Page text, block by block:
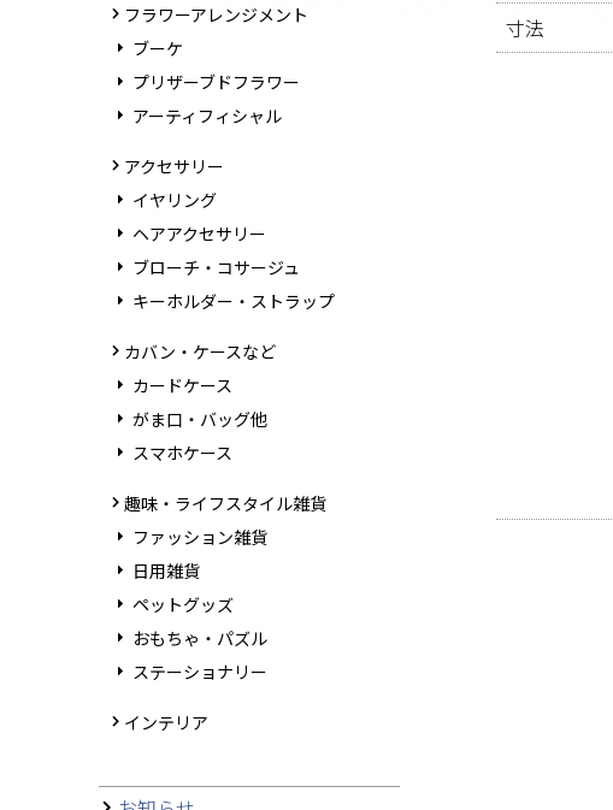
寸法
フラワーアレンジメント
ブーケ
プリザーブドフラワー
アーティフィシャル
アクセサリー
イヤリング
ヘアアクセサリー
ブローチ・コサージュ
キーホルダー・ストラップ
カバン・ケースなど
カードケース
がま口・バッグ他
スマホケース
趣味・ライフスタイル雑貨
ファッション雑貨
日用雑貨
ペットグッズ
おもちゃ・パズル
ステーショナリー
インテリア